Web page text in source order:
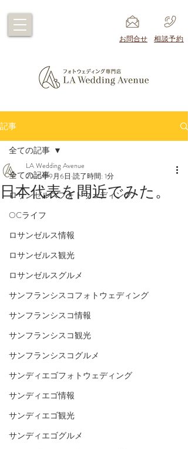
​お問合せ ​相談予約
記事
全ての記事
ロサンゼルスフォトウェディング
OCライフ
ロサンゼルス情報
ロサンゼルス観光
ロサンゼルスグルメ
サンフランシスコフォトウェディング
サンフランシスコ情報
サンフランシスコ観光
サンフランシスコグルメ
サンディエゴフォトウェディング
サンディエゴ情報
サンディエゴ観光
サンディエゴグルメ
全ての記事
日本代表を間近でみた。
LA Wedding Avenue
2025年9月6日 読了時間: 1分